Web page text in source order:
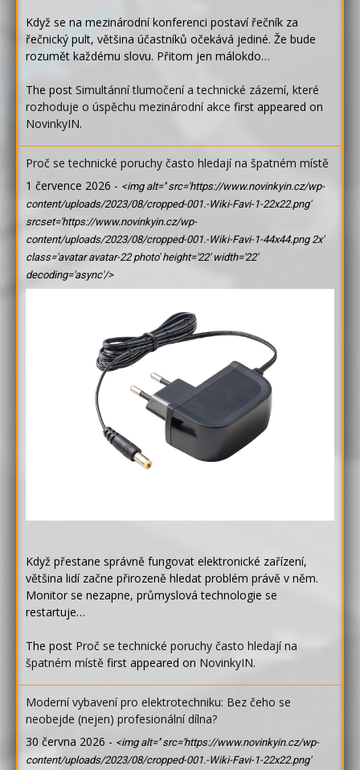
Když se na mezinárodní konferenci postaví řečník za
řečnický pult, většina účastníků očekává jediné. Že bude
rozumět každému slovu. Přitom jen málokdo…
The post Simultánní tlumočení a technické zázemí, které
rozhoduje o úspěchu mezinárodní akce first appeared on
NovinkyIN.
Proč se technické poruchy často hledají na špatném místě
1 července 2026 - <img alt='' src='https://www.novinkyin.cz/wp-
content/uploads/2023/08/cropped-001.-Wiki-Favi-1-22x22.png'
srcset='https://www.novinkyin.cz/wp-
content/uploads/2023/08/cropped-001.-Wiki-Favi-1-44x44.png 2x'
class='avatar avatar-22 photo' height='22' width='22'
decoding='async'/>
Když přestane správně fungovat elektronické zařízení,
většina lidí začne přirozeně hledat problém právě v něm.
Monitor se nezapne, průmyslová technologie se
restartuje…
The post Proč se technické poruchy často hledají na
špatném místě first appeared on NovinkyIN.
Moderní vybavení pro elektrotechniku: Bez čeho se
neobejde (nejen) profesionální dílna?
30 června 2026 - <img alt='' src='https://www.novinkyin.cz/wp-
content/uploads/2023/08/cropped-001.-Wiki-Favi-1-22x22.png'